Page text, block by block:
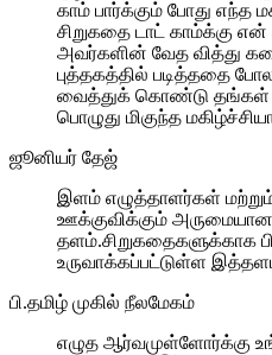
காம் பார்க்கும் போது எந்த
சிறுகதை டாட் காம்க்கு
அவர்களின் வேத வித்து
புத்தகத்தில் படித்ததை
வைத்துக் கொண்டு தங்கள்
பொழுது மிகுந்த
ஜூனியர் தேஜ்
இளம் எழுத்தாளர்கள்
ஊக்குவிக்கும்
தளம்.சிறுகதைகளுக்காக
உருவாக்கப்பட்டுள்ள
பி.தமிழ் முகில் நீலமேகம்
எழுத ஆர்வமுள்ளோர்க்கு